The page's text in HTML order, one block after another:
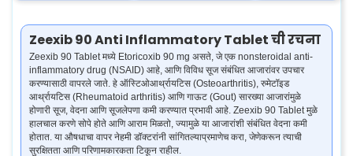
Zeexib 90 Anti Inflammatory Tablet ची रचना
Zeexib 90 Tablet मध्ये Etoricoxib 90 mg असते, जे एक nonsteroidal anti-
inflammatory drug (NSAID) आहे, आणि विविध सूज संबंधित आजारांवर उपचार
करण्यासाठी वापरले जाते. हे ऑस्टिओआर्थ्रायटिस (Osteoarthritis), रुमेटॉइड
आर्थ्रायटिस (Rheumatoid arthritis) आणि गाऊट (Gout) सारख्या आजारांमुळे
होणारी सूज, वेदना आणि सूजलेपणा कमी करण्यात प्रभावी आहे. Zeexib 90 Tablet मुळे
हालचाल करणे सोपे होते आणि आराम मिळतो, ज्यामुळे या आजारांशी संबंधित वेदना कमी
होतात. या औषधाचा वापर नेहमी डॉक्टरांनी सांगितल्याप्रमाणेच करा, जेणेकरून त्याची
सुरक्षितता आणि परिणामकारकता टिकून राहील.